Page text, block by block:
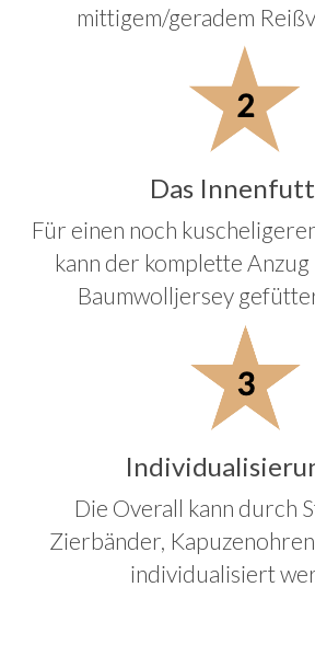
mittigem/geradem
Das
Für einen noch
kann der komplette
Baumwolljersey
Die Overall kann durch
Zierbänder,
individualisiert